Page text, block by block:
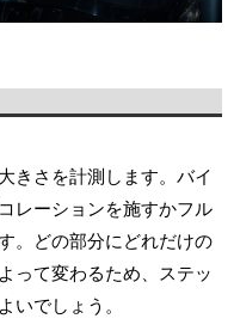
きさを計測します。バイ
レーションを施すかフル
。どの部分にどれだけの
って変わるため、ステッ
いでしょう。